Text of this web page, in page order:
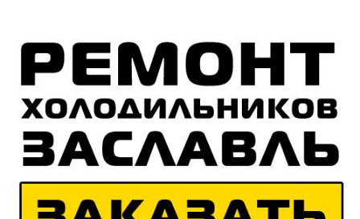
Работаем по регионам ×
УЗНАТЬ ПОДРОБНЕЕ ×